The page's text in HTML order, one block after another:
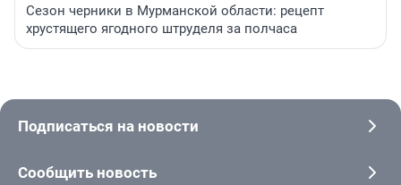
Сезон черники в Мурманской области: рецепт
хрустящего ягодного штруделя за полчаса
Подписаться на новости
Сообщить новость